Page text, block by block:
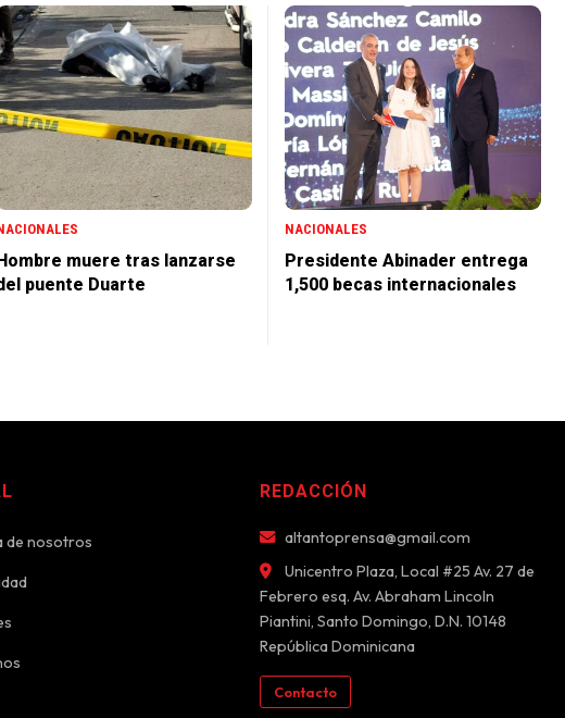
Hombre muere tras lanzarse
puente Duarte
NACIONALES
Presidente Abinader entrega
1,500 becas internacionales
de nosotros
REDACCIÓN
altantoprensa@gmail.com
Unicentro Plaza, Local #25 Av. 27 de
Febrero esq. Av. Abraham Lincoln
Piantini, Santo Domingo, D.N. 10148
República Dominicana
Contacto